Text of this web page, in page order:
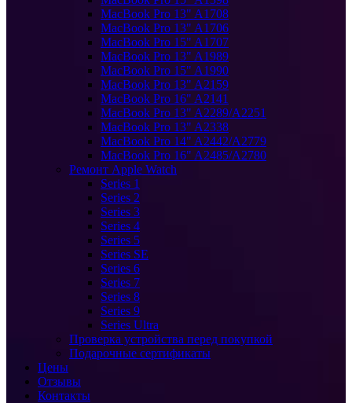
MacBook Pro 13" A1708
MacBook Pro 13" A1706
MacBook Pro 15" A1707
MacBook Pro 13" A1989
MacBook Pro 15" A1990
MacBook Pro 13" A2159
MacBook Pro 16" A2141
MacBook Pro 13" A2289/A2251
MacBook Pro 13" A2338
MacBook Pro 14" A2442/A2779
MacBook Pro 16" A2485/A2780
Ремонт Apple Watch
Series 1
Series 2
Series 3
Series 4
Series 5
Series SE
Series 6
Series 7
Series 8
Series 9
Series Ultra
Проверка устройства перед покупкой
Подарочные сертификаты
Цены
Отзывы
Контакты